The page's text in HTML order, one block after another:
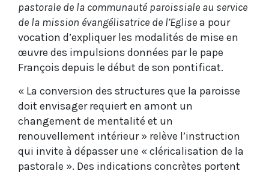
pastorale de la communauté paroissiale au service
de la mission évangélisatrice de l’Eglisea pour
vocation d’expliquer les modalités de mise en
œuvre des impulsions données par le pape
François depuis le début de son pontificat.
« La conversion des structures que la paroisse
doit envisager requiert en amont un
changement de mentalité et un
renouvellement intérieur » relève l’instruction
qui invite à dépasser une « cléricalisation de la
pastorale ». Des indications concrètes portent